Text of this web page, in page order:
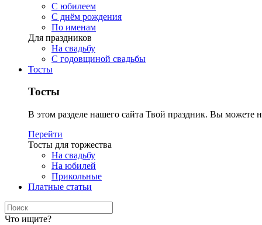
С юбилеем
С днём рождения
По именам
Для праздников
На свадьбу
С годовщиной свадьбы
Тосты
Тосты
В этом разделе нашего сайта Твой праздник. Вы можете
Перейти
Тосты для торжества
На свадьбу
На юбилей
Прикольные
Платные статьи
Что ищите?